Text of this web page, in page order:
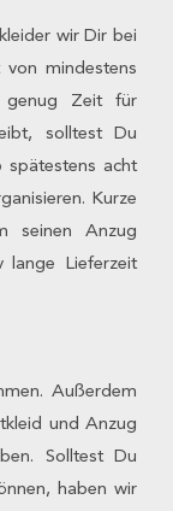
wir Dir bei
von mindestens
genug Zeit für
solltest Du
spätestens acht
Kurze
seinen Anzug
lange Lieferzeit
Außerdem
und Anzug
Solltest Du
haben wir